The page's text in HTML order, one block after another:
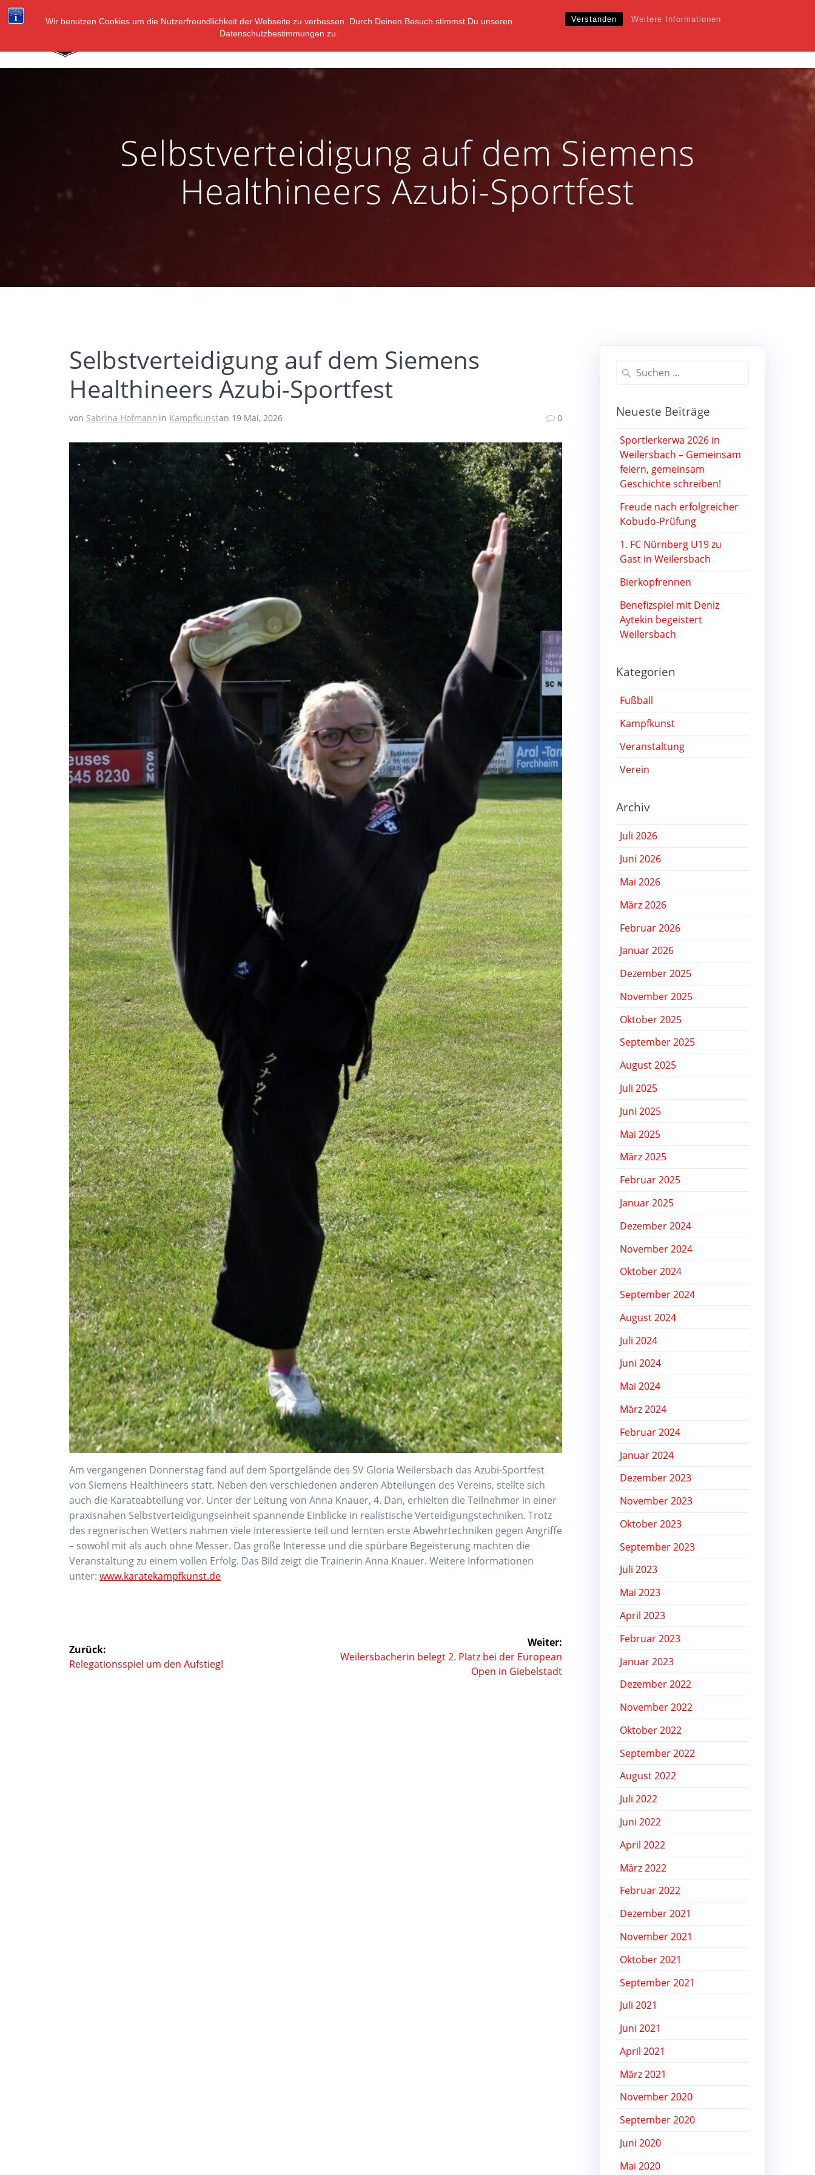
Wir benutzen Cookies um die Nutzerfreundlichkeit der Webseite zu verbessen. Durch Deinen Besuch stimmst Du unseren
Datenschutzbestimmungen zu.
Verstanden Weitere Informationen
Zum
Inhalt
STARTSEITE
Selbstverteidigung auf dem Siemens
Healthineers Azubi-Sportfest
Selbstverteidigung auf dem Siemens
Healthineers Azubi-Sportfest
von Sabrina Hofmann in Kampfkunstan 19 Mai, 2026 0
Am vergangenen Donnerstag fand auf dem Sportgelände des SV Gloria Weilersbach das Azubi-Sportfest
von Siemens Healthineers statt. Neben den verschiedenen anderen Abteilungen des Vereins, stellte sich
auch die Karateabteilung vor. Unter der Leitung von Anna Knauer, 4. Dan, erhielten die Teilnehmer in einer
praxisnahen Selbstverteidigungseinheit spannende Einblicke in realistische Verteidigungstechniken. Trotz
des regnerischen Wetters nahmen viele Interessierte teil und lernten erste Abwehrtechniken gegen Angriffe
– sowohl mit als auch ohne Messer. Das große Interesse und die spürbare Begeisterung machten die
Veranstaltung zu einem vollen Erfolg. Das Bild zeigt die Trainerin Anna Knauer. Weitere Informationen
unter:www.karatekampfkunst.de
Beitragsnavigation
Zurück:
Vorheriger
Relegationsspiel um den Aufstieg!
Weiter:
Nächster
Weilersbacherin belegt 2. Platz bei der European
Open in Giebelstadt
Suche
Neueste Beiträge
Sportlerkerwa 2026 in
Weilersbach – Gemeinsam
feiern, gemeinsam
Geschichte schreiben!
Freude nach erfolgreicher
Kobudo-Prüfung
1. FC Nürnberg U19 zu
Gast in Weilersbach
Bierkopfrennen
Benefizspiel mit Deniz
Aytekin begeistert
Weilersbach
Kategorien
Fußball
Kampfkunst
Veranstaltung
Verein
Archiv
Juli 2026
Juni 2026
Mai 2026
März 2026
Februar 2026
Januar 2026
Dezember 2025
November 2025
Oktober 2025
September 2025
August 2025
Juli 2025
Juni 2025
Mai 2025
März 2025
Februar 2025
Januar 2025
Dezember 2024
November 2024
Oktober 2024
September 2024
August 2024
Juli 2024
Juni 2024
Mai 2024
März 2024
Februar 2024
Januar 2024
Dezember 2023
November 2023
Oktober 2023
September 2023
Juli 2023
Mai 2023
April 2023
Februar 2023
Januar 2023
Dezember 2022
November 2022
Oktober 2022
September 2022
August 2022
Juli 2022
Juni 2022
April 2022
März 2022
Februar 2022
Dezember 2021
November 2021
Oktober 2021
September 2021
Juli 2021
Juni 2021
April 2021
März 2021
November 2020
September 2020
Juni 2020
Mai 2020